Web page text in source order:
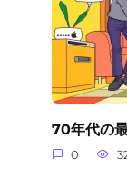
70年代の
0